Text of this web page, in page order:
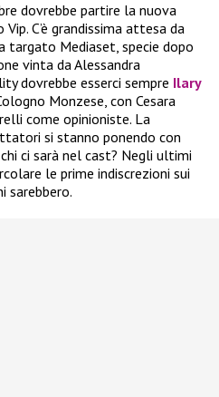
dovrebbe partire la nuova
C’è grandissima attesa da
targato Mediaset, specie dopo
vinta da Alessandra
dovrebbe esserci sempre Ilary
Monzese, con Cesara
come opinioniste. La
si stanno ponendo con
ci sarà nel cast? Negli ultimi
le prime indiscrezioni sui
sarebbero.